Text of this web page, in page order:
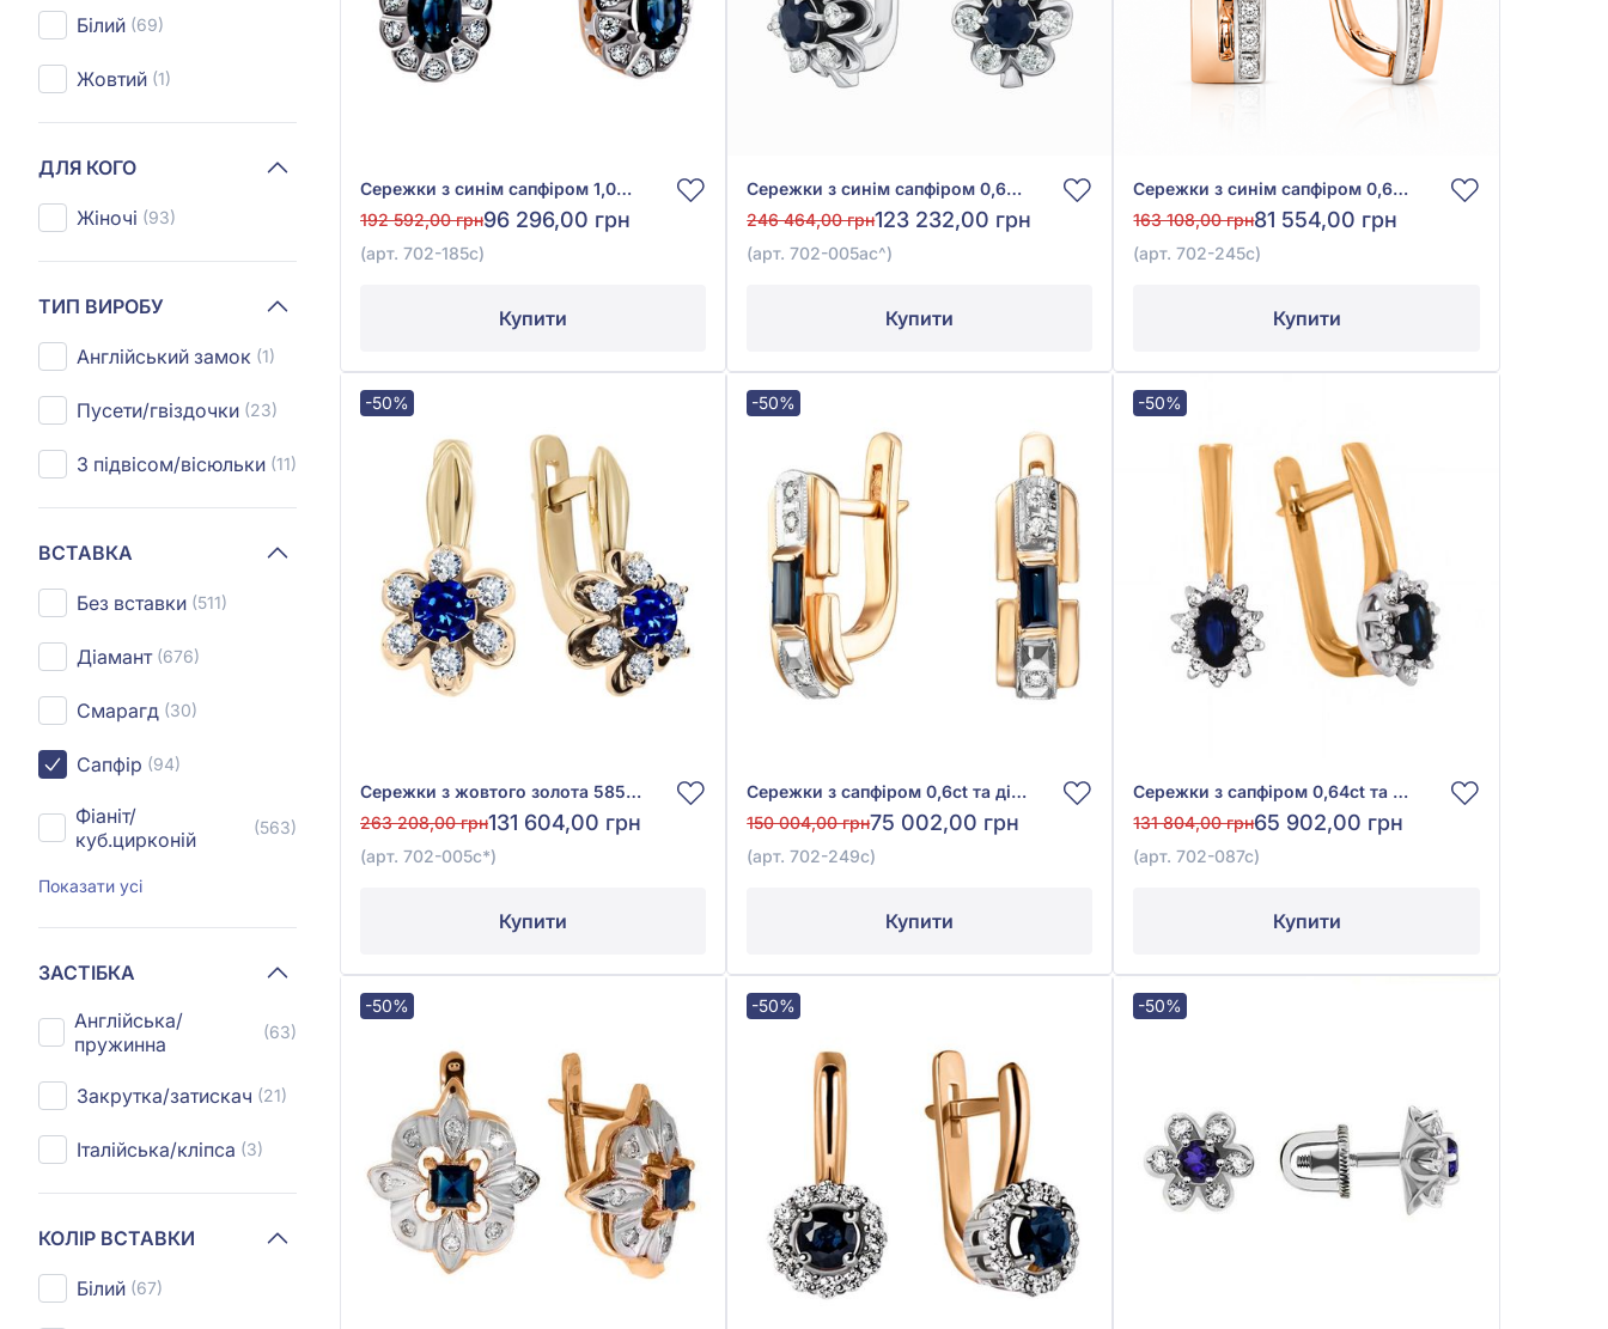
Білий (69)
Жовтий (1)
ДЛЯ КОГО
Жіночі (93)
ТИП ВИРОБУ
Англійський замок (1)
Пусети/гвіздочки (23)
З підвісом/вісюльки (11)
ВСТАВКА
Без вставки (511)
Діамант (676)
Смарагд (30)
Сапфір (94)
Фіаніт/
куб.цирконій
(563)
Показати усі
ЗАСТІБКА
Англійська/
пружинна
(63)
Закрутка/затискач (21)
Італійська/кліпса (3)
КОЛІР ВСТАВКИ
Білий (67)
Сережки з синім сапфіром 1,05ct та діамантом 0,31ct із червоно-білого золота 585°, арт. 702-185с
192 592,00 грн96 296,00 грн
(арт. 702-185с)
Купити
Сережки з синім сапфіром 0,62ct та діамантом 0,39ct із білого золота 585°, арт. 702-005ас
246 464,00 грн123 232,00 грн
(арт. 702-005ас^)
Купити
Сережки з синім сапфіром 0,67ct та діамантами 0,08ct із червоного золота 585°, арт. 702-245с
163 108,00 грн81 554,00 грн
(арт. 702-245с)
Купити
-50%
Сережки з жовтого золота 585° з синім сапфіром 0,68ct та діамантами 0,4ct, арт. 702-005с*
263 208,00 грн131 604,00 грн
(арт. 702-005с*)
Купити
-50%
Сережки з сапфіром 0,6ct та діамантом 0,09ct із червоно-білого золота 585°, арт. 702-249с
150 004,00 грн75 002,00 грн
(арт. 702-249с)
Купити
-50%
Сережки з сапфіром 0,64ct та діамантом 0,27ct із червоно-білого золота 585°, арт. 702-087с
131 804,00 грн65 902,00 грн
(арт. 702-087с)
Купити
-50% -50% -50%